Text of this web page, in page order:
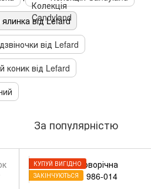
від Lefard
від Lefard
коник від Lefard
За популярністю
КУПУЙ ВИГІДНО
ЗАКІНЧУЮТЬСЯ